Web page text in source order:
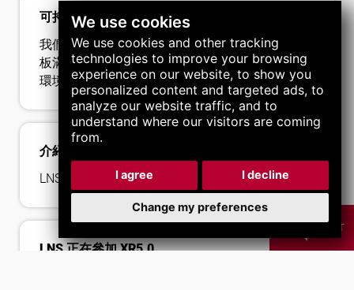
We use cookies
We use cookies and other tracking
technologies to improve your browsing
experience on our website, to show you
personalized content and targeted ads, to
analyze our website traffic, and to
understand where our visitors are coming
from.
I agree I decline
Change my preferences
可持續發展的措施：我們在中國的新工廠
我們在中國的新工廠強調能源效率，太陽能電池
板滿足了我們80%的能源需求，旨在減少我們對
環境的影響。
介紹我們改進的數字體驗！
LNS 的新時代！
LNS 正在參加 XR5.0
CHAT